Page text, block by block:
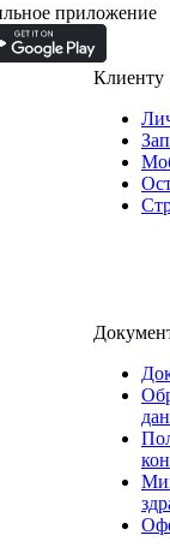
приложение
Клиенту